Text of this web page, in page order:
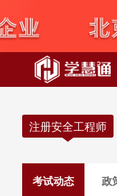
注册安全工程师
考试动态 政